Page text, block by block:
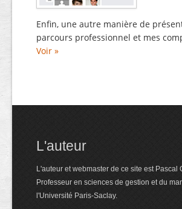
Enfin, une autre manière de
parcours professionnel et mes
Voir »
L'auteur
L'auteur et webmaster de ce site est Pascal
Professeur en sciences de gestion et du
l'Université Paris-Saclay.